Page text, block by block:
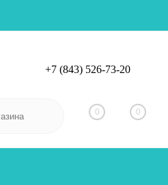
Вход
+7 (843) 526-73-20
0 0